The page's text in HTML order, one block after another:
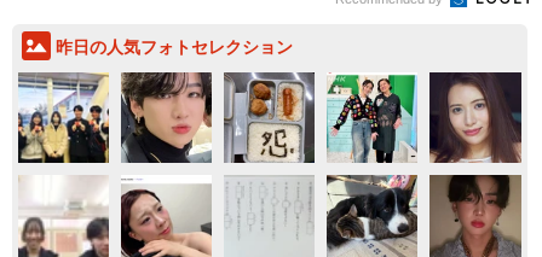
昨日の人気フォトセレクション